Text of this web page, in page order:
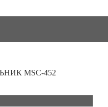
MSC-452